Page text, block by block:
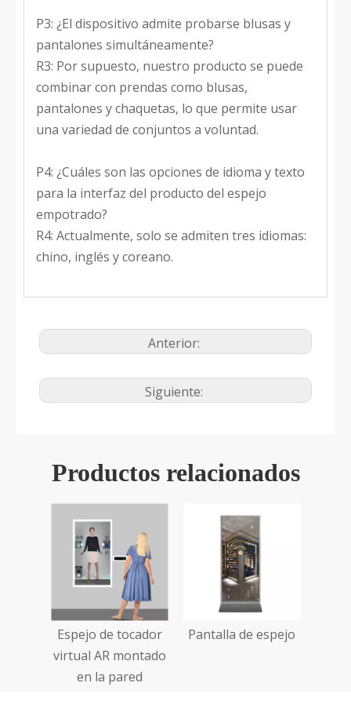
P3: ¿El dispositivo admite probarse blusas y
pantalones simultáneamente?
R3: Por supuesto, nuestro producto se puede
combinar con prendas como blusas,
pantalones y chaquetas, lo que permite usar
una variedad de conjuntos a voluntad.
P4: ¿Cuáles son las opciones de idioma y texto
para la interfaz del producto del espejo
empotrado?
R4: Actualmente, solo se admiten tres idiomas:
chino, inglés y coreano.
Anterior:
Siguiente:
Productos relacionados
Espejo de tocador
virtual AR montado
en la pared
Pantalla de espejo